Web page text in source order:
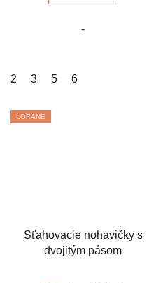
hviezdičiek.
-
2 3 5 6
LORANE
Sťahovacie nohavičky s
dvojitým pásom